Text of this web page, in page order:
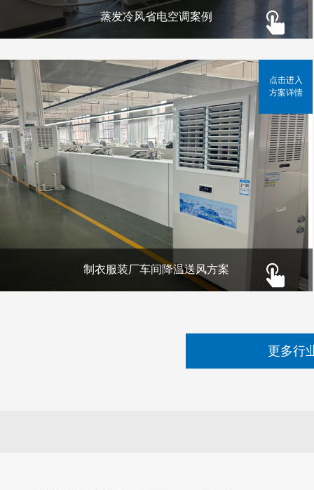
蒸发冷风省电空调案例
制衣服装厂车间降温送风方案
点击进入
方案详情
更多行